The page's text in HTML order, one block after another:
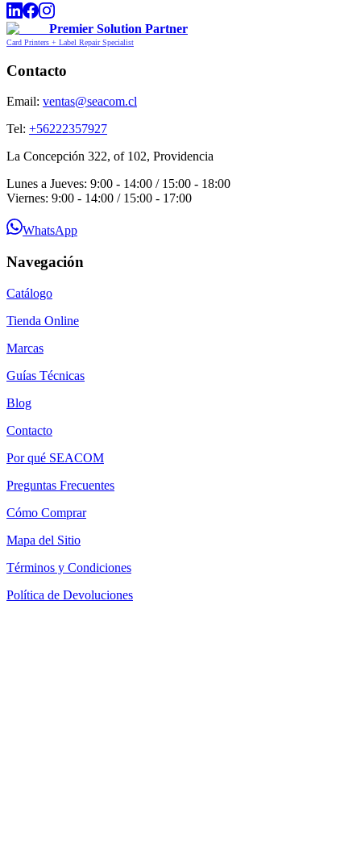
Premier Solution Partner
Card Printers + Label Repair Specialist
Contacto
Email: ventas@seacom.cl
Tel: +56222357927
La Concepción 322, of 102, Providencia
Lunes a Jueves: 9:00 - 14:00 / 15:00 - 18:00
Viernes: 9:00 - 14:00 / 15:00 - 17:00
WhatsApp
Navegación
Catálogo
Tienda Online
Marcas
Guías Técnicas
Blog
Contacto
Por qué SEACOM
Preguntas Frecuentes
Cómo Comprar
Mapa del Sitio
Términos y Condiciones
Política de Devoluciones